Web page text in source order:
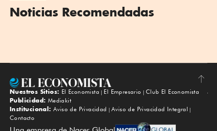
Noticias Recomendadas
Subir
Nuestros Sitios: El Economista El Empresario
Club El Economista
Publicidad: Mediakit
Institucional: Aviso de Privacidad
Aviso de Privacidad Integral
Contacto